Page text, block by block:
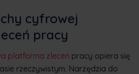
cyfrowej
pracy
platforma zleceń pracy opiera się
rzeczywistym. Narzędzia do